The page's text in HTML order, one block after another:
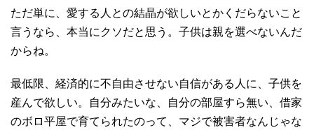
ただ単に、愛する人との結晶が欲しいとかくだらないこと
言うなら、本当にクソだと思う。子供は親を選べないんだ
からね。
最低限、経済的に不自由させない自信がある人に、子供を
産んで欲しい。自分みたいな、自分の部屋すら無い、借家
のボロ平屋で育てられたのって、マジで被害者なんじゃな